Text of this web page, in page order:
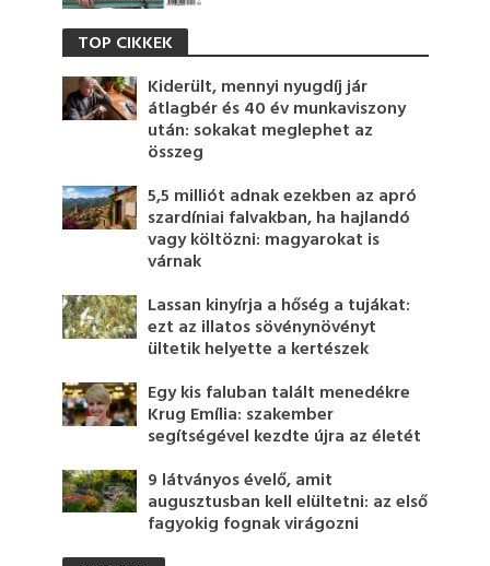
TOP CIKKEK
Kiderült, mennyi nyugdíj jár
átlagbér és 40 év munkaviszony
után: sokakat meglephet az
összeg
5,5 milliót adnak ezekben az apró
szardíniai falvakban, ha hajlandó
vagy költözni: magyarokat is
várnak
Lassan kinyírja a hőség a tujákat:
ezt az illatos sövénynövényt
ültetik helyette a kertészek
Egy kis faluban talált menedékre
Krug Emília: szakember
segítségével kezdte újra az életét
9 látványos évelő, amit
augusztusban kell elültetni: az első
fagyokig fognak virágozni